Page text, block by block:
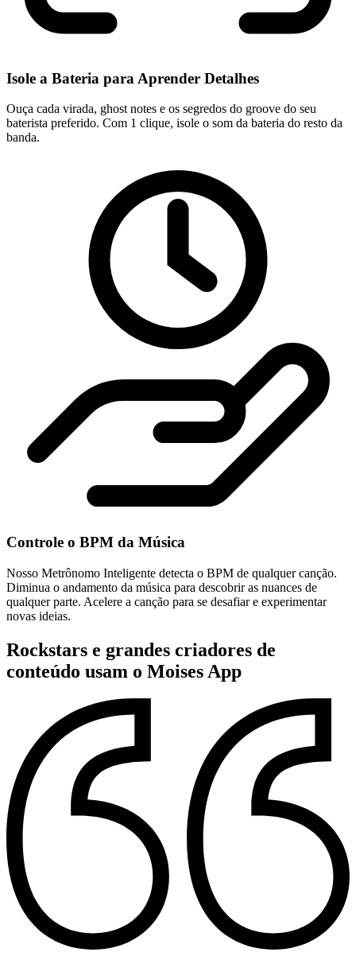
Isole a Bateria para Aprender Detalhes
Ouça cada virada, ghost notes e os segredos do groove do seu
baterista preferido. Com 1 clique, isole o som da bateria do resto da
banda.
Controle o BPM da Música
Nosso Metrônomo Inteligente detecta o BPM de qualquer canção.
Diminua o andamento da música para descobrir as nuances de
qualquer parte. Acelere a canção para se desafiar e experimentar
novas ideias.
Rockstars e grandes criadores de
conteúdo usam o Moises App